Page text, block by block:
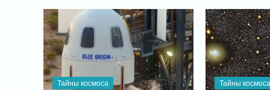
Тайны космоса Тайны космоса